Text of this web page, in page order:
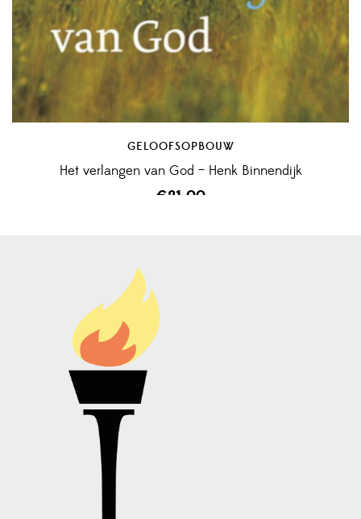
GELOOFSOPBOUW
Het verlangen van God – Henk Binnendijk
€21,00